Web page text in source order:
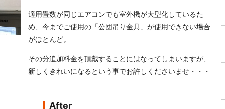
適用畳数が同じエアコンでも室外機が大型化しているた
め、今までご使用の「公団吊り金具」が使用できない場合
がほとんど。
その分追加料金を頂戴することにはなってしまいますが、
新しくきれいになるという事でお許しくださいませ・・・
After